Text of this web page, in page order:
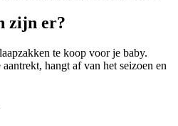
zijn er?
te koop voor je baby.
hangt af van het seizoen en